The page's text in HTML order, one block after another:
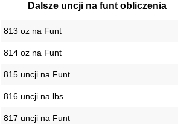
Dalsze uncji na funt obliczenia
813 oz na Funt
814 oz na Funt
815 uncji na Funt
816 uncji na lbs
817 uncji na Funt